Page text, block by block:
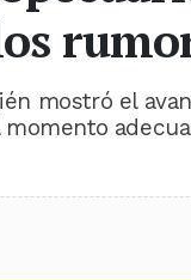
mostró el